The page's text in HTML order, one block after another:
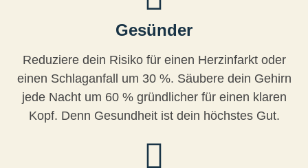
Gesünder
Reduziere dein Risiko für einen Herzinfarkt oder
einen Schlaganfall um 30 %. Säubere dein Gehirn
jede Nacht um 60 % gründlicher für einen klaren
Kopf. Denn Gesundheit ist dein höchstes Gut.